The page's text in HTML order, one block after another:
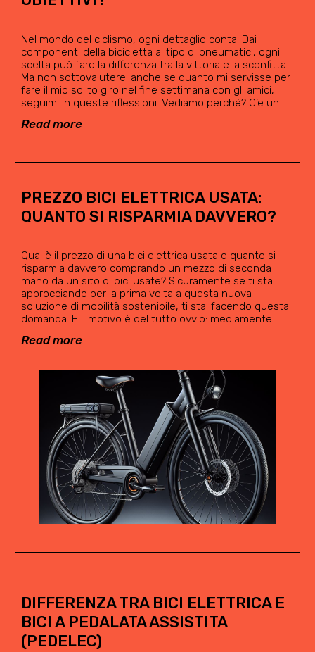
Nel mondo del ciclismo, ogni dettaglio conta. Dai
componenti della bicicletta al tipo di pneumatici, ogni
scelta può fare la differenza tra la vittoria e la sconfitta.
Ma non sottovaluterei anche se quanto mi servisse per
fare il mio solito giro nel fine settimana con gli amici,
seguimi in queste riflessioni. Vediamo perché? C’e un
Read more
PREZZO BICI ELETTRICA USATA:
QUANTO SI RISPARMIA DAVVERO?
Qual è il prezzo di una bici elettrica usata e quanto si
risparmia davvero comprando un mezzo di seconda
mano da un sito di bici usate? Sicuramente se ti stai
approcciando per la prima volta a questa nuova
soluzione di mobilità sostenibile, ti stai facendo questa
domanda. E il motivo è del tutto ovvio: mediamente
Read more
DIFFERENZA TRA BICI ELETTRICA E
BICI A PEDALATA ASSISTITA
(PEDELEC)